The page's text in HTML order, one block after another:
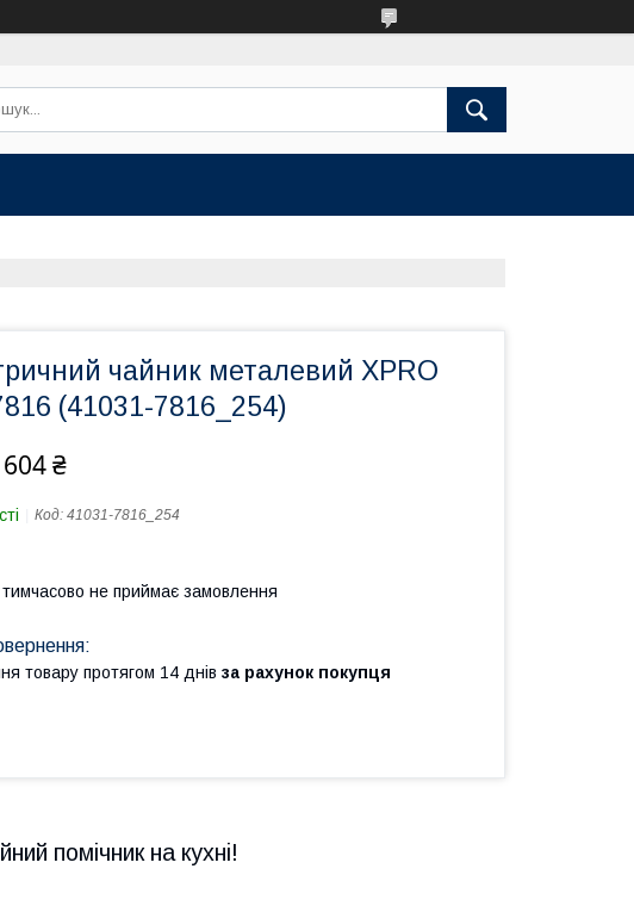
чайник металевий XPRO
(41031-7816_254)
604 ₴
Код: 41031-7816_254
тимчасово не приймає замовлення
товару протягом 14 днів за рахунок покупця
помічник на кухні!